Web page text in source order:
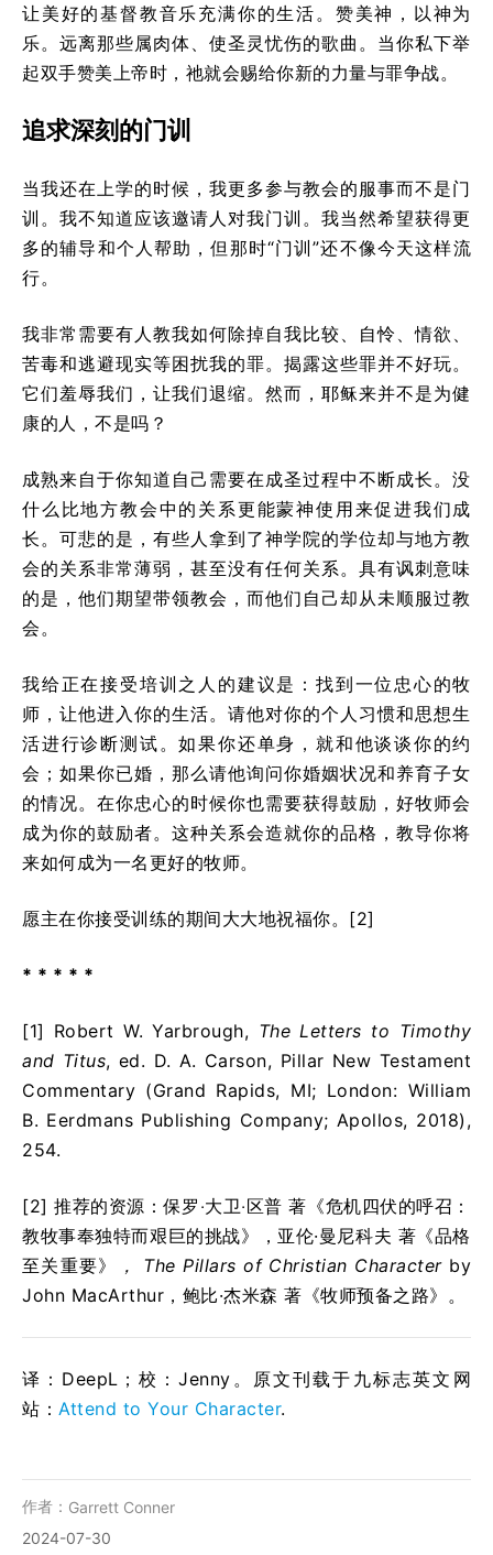
让美好的基督教音乐充满你的生活。赞美神，以神为
乐。远离那些属肉体、使圣灵忧伤的歌曲。当你私下举
起双手赞美上帝时，祂就会赐给你新的力量与罪争战。
追求深刻的门训
当我还在上学的时候，我更多参与教会的服事而不是门
训。我不知道应该邀请人对我门训。我当然希望获得更
多的辅导和个人帮助，但那时“门训”还不像今天这样流
行。
我非常需要有人教我如何除掉自我比较、自怜、情欲、
苦毒和逃避现实等困扰我的罪。揭露这些罪并不好玩。
它们羞辱我们，让我们退缩。然而，耶稣来并不是为健
康的人，不是吗？
成熟来自于你知道自己需要在成圣过程中不断成长。没
什么比地方教会中的关系更能蒙神使用来促进我们成
长。可悲的是，有些人拿到了神学院的学位却与地方教
会的关系非常薄弱，甚至没有任何关系。具有讽刺意味
的是，他们期望带领教会，而他们自己却从未顺服过教
会。
我给正在接受培训之人的建议是：找到一位忠心的牧
师，让他进入你的生活。请他对你的个人习惯和思想生
活进行诊断测试。如果你还单身，就和他谈谈你的约
会；如果你已婚，那么请他询问你婚姻状况和养育子女
的情况。在你忠心的时候你也需要获得鼓励，好牧师会
成为你的鼓励者。这种关系会造就你的品格，教导你将
来如何成为一名更好的牧师。
愿主在你接受训练的期间大大地祝福你。[2]
* * * * *
[1] Robert W. Yarbrough, The Letters to Timothy
and Titus, ed. D. A. Carson, Pillar New Testament
Commentary (Grand Rapids, MI; London: William
B. Eerdmans Publishing Company; Apollos, 2018),
254.
[2] 推荐的资源：保罗‧大卫‧区普 著《危机四伏的呼召：
教牧事奉独特而艰巨的挑战》，亚伦·曼尼科夫 著《品格
至关重要》
， The Pillars of Christian Character by
John MacArthur，鲍比·杰米森 著《牧师预备之路》。
译：DeepL；校：Jenny。原文刊载于九标志英文网
站： Attend to Your Character.
作者： Garrett Conner
2024-07-30